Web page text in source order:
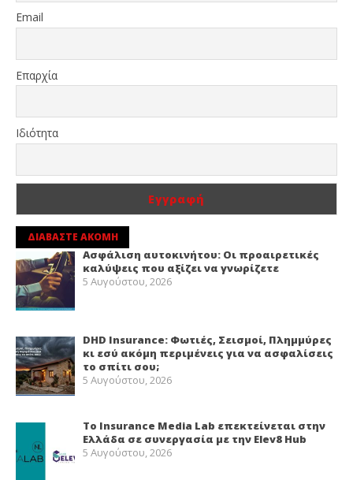
Email
Επαρχία
Ιδιότητα
ΔΙΑΒΑΣΤΕ ΑΚΟΜΗ
Ασφάλιση αυτοκινήτου: Οι προαιρετικές
καλύψεις που αξίζει να γνωρίζετε
5 Αυγούστου, 2026
DHD Insurance: Φωτιές, Σεισμοί, Πλημμύρες
κι εσύ ακόμη περιμένεις για να ασφαλίσεις
το σπίτι σου;
5 Αυγούστου, 2026
Το Insurance Media Lab επεκτείνεται στην
Ελλάδα σε συνεργασία με την Elev8 Hub
5 Αυγούστου, 2026